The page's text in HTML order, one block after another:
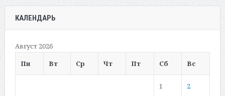
КАЛЕНДАРЬ
Август 2026
Пн
Вт Ср Чт Пт Сб Вс
1 2